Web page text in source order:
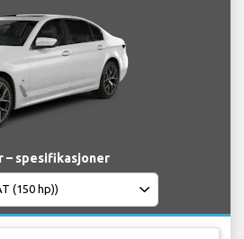
– spesifikasjoner